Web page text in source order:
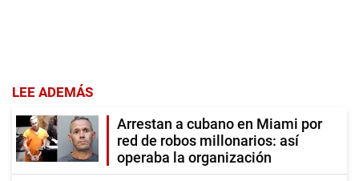
LEE ADEMÁS
Arrestan a cubano en Miami por
red de robos millonarios: así
operaba la organización